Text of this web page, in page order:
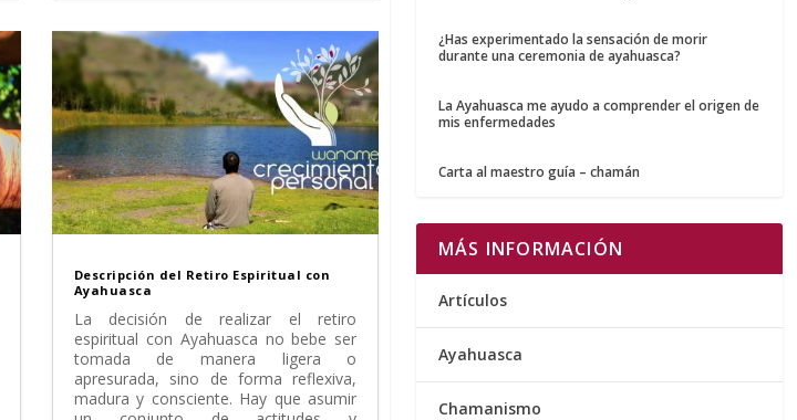
Descripción del Retiro Espiritual con
Ayahuasca
La decisión de realizar el retiro
espiritual con Ayahuasca no bebe ser
tomada de manera ligera o
apresurada, sino de forma reflexiva,
madura y consciente. Hay que asumir
¿Has experimentado la sensación de morir
durante una ceremonia de ayahuasca?
La Ayahuasca me ayudo a comprender el origen de
mis enfermedades
Carta al maestro guía – chamán
MÁS INFORMACIÓN
Artículos
Ayahuasca
Chamanismo